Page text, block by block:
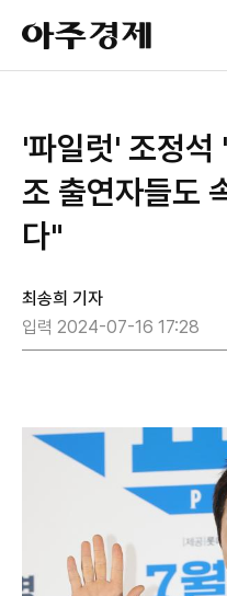
아
주
경
'파일럿' 조정석
조 출연자들도
다"
최송희 기자
입력 2024-07-16 17:28